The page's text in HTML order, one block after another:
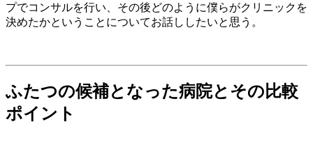
プでコンサルを行い、その後どのように僕らがクリニックを
決めたかということについてお話ししたいと思う。
ふたつの候補となった病院とその比較
ポイント